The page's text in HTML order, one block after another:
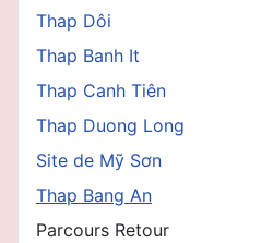
Thap Dôi
Thap Banh It
Thap Canh Tiên
Thap Duong Long
Site de Mỹ Sơn
Thap Bang An
Parcours Retour